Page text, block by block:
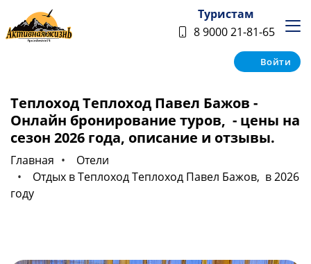
Туристам
8 9000 21-81-65
Войти
Теплоход Теплоход Павел Бажов -
Онлайн бронирование туров, - цены на
сезон 2026 года, описание и отзывы.
Главная
Отели
Отдых в Теплоход Теплоход Павел Бажов, в 2026
году